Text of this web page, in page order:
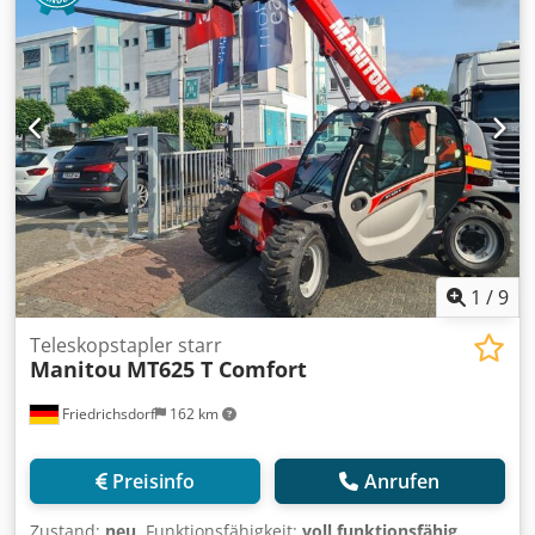
Produktivitätsgewinn. Für effiziente Manöver verfügt der
MSI 30 über eine Lenkachse mit integriertem Zylinder, die
ihm einen sehr engen Wenderadius verleiht. Dank der
zahlreichen verfügbaren Anbaugeräte ist der MSI 30
äußerst vielseitig und eignet sich zum Heben, Beladen,
Entladen und Lagern langer Lasten. Er weist eine Hubkraft
von 3,0 t auf. Seitenschieber, 3. Ventil, Halbkabine,
Vollfreihub, CE Zertifikat,
1 /9
Friedrichsdorf 162 km
Teleskopstapler starr
Manitou MT625 T Comfort
Preisinfo Anrufen
Zustand: neu, Funktionsfähigkeit: voll funktionsfähig,